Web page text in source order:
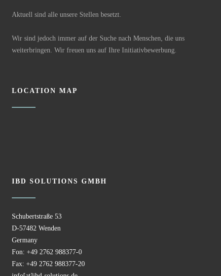
Aktuell sind alle unsere Stellen besetzt.
Wir sind jedoch immer auf der Suche nach Menschen, die uns
weiterbringen. Wir freuen uns auf Ihre Initiativbewerbung.
LOCATION MAP
IBD SOLUTIONS GMBH
Schubertstraße 53
D-57482 Wenden
Germany
Fon: +49 2762 988377-0
Fax: +49 2762 988377-20